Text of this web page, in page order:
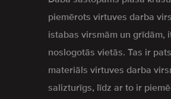
piemērots virtuves darba
istabas virsmām un grīdām,
noslogotās vietās. Tas ir
materiāls virtuves darba
salizturīgs, līdz ar to ir